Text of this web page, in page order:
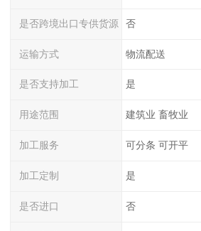
是否跨境出口专供货源 否
运输方式 物流配送
是否支持加工 是
用途范围 建筑业 畜牧业
加工服务 可分条 可开平
加工定制 是
是否进口 否